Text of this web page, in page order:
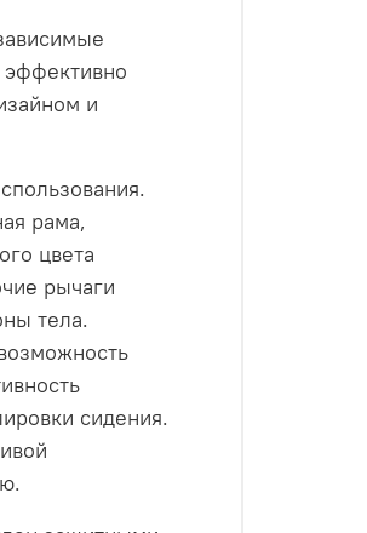
эффективно
и
рама,
цвета
рычаги
тела.
сидения.